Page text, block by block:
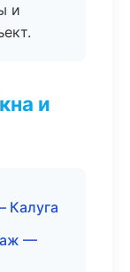
и
и
Калуга
—